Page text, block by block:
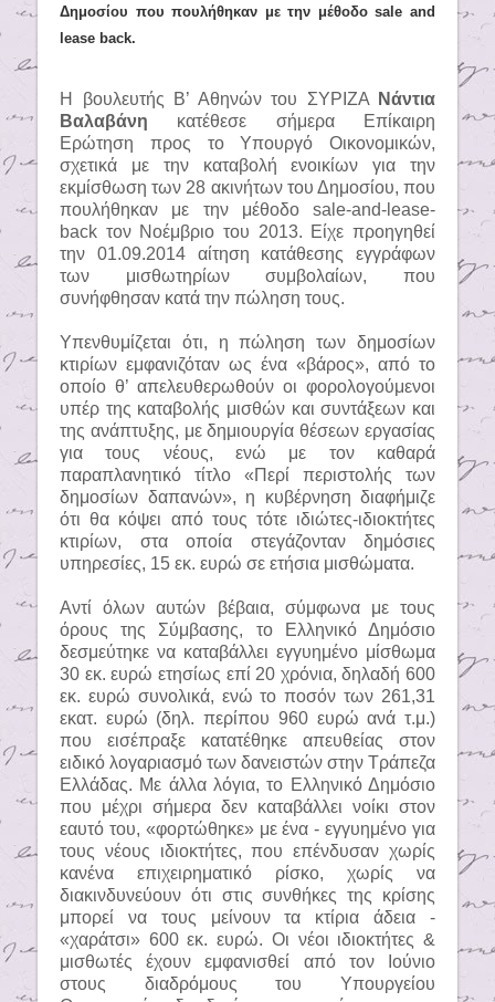
Δημοσίου που πουλήθηκαν με την μέθοδο sale and
lease back.
Η βουλευτής Β’ Αθηνών του ΣΥΡΙΖΑ
Νάντια
Βαλαβάνη κατέθεσε σήμερα Επίκαιρη
Ερώτηση προς το Υπουργό Οικονομικών,
σχετικά με την καταβολή ενοικίων για την
εκμίσθωση των 28 ακινήτων του Δημοσίου, που
πουλήθηκαν με την μέθοδο sale-and-lease-
back τον Νοέμβριο του 2013. Είχε προηγηθεί
την 01.09.2014 αίτηση κατάθεσης εγγράφων
των μισθωτηρίων συμβολαίων, που
συνήφθησαν κατά την πώληση τους.
Υπενθυμίζεται ότι, η πώληση των δημοσίων
κτιρίων εμφανιζόταν ως ένα «βάρος», από το
οποίο θ’ απελευθερωθούν οι φορολογούμενοι
υπέρ της καταβολής μισθών και συντάξεων και
της ανάπτυξης, με δημιουργία θέσεων εργασίας
για τους νέους, ενώ με τον καθαρά
παραπλανητικό τίτλο «Περί περιστολής των
δημοσίων δαπανών», η κυβέρνηση διαφήμιζε
ότι θα κόψει από τους τότε ιδιώτες-ιδιοκτήτες
κτιρίων, στα οποία στεγάζονταν δημόσιες
υπηρεσίες, 15 εκ. ευρώ σε ετήσια μισθώματα.
Αντί όλων αυτών βέβαια, σύμφωνα με τους
όρους της Σύμβασης, το Ελληνικό Δημόσιο
δεσμεύτηκε να καταβάλλει εγγυημένο μίσθωμα
30 εκ. ευρώ ετησίως επί 20 χρόνια, δηλαδή 600
εκ. ευρώ συνολικά, ενώ το ποσόν των 261,31
εκατ. ευρώ (δηλ. περίπου 960 ευρώ ανά τ.μ.)
που εισέπραξε κατατέθηκε απευθείας στον
ειδικό λογαριασμό των δανειστών στην Τράπεζα
Ελλάδας. Με άλλα λόγια, το Ελληνικό Δημόσιο
που μέχρι σήμερα δεν καταβάλλει νοίκι στον
εαυτό του, «φορτώθηκε» με ένα - εγγυημένο για
τους νέους ιδιοκτήτες, που επένδυσαν χωρίς
κανένα επιχειρηματικό ρίσκο, χωρίς να
διακινδυνεύουν ότι στις συνθήκες της κρίσης
μπορεί να τους μείνουν τα κτίρια άδεια -
«χαράτσι» 600 εκ. ευρώ. Οι νέοι ιδιοκτήτες &
μισθωτές έχουν εμφανισθεί από τον Ιούνιο
στους διαδρόμους του Υπουργείου